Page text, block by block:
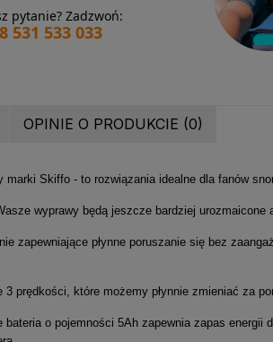
pytanie? Zadzwoń:
531 533 033
OPINIE O PRODUKCIE (0)
Skiffo - to rozwiązania idealne dla fanów
wyprawy będą jeszcze bardziej
zapewniające płynne poruszanie się bez
3 prędkości, które możemy płynnie zmieniać za
o pojemności 5Ah zapewnia zapas energii